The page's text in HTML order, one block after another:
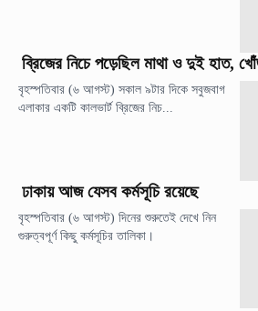
ব্রিজের নিচে পড়েছিল মাথা ও দুই হাত,
বৃহস্পতিবার (৬ আগস্ট) সকাল ৯টার দিকে সবুজবাগ
এলাকার একটি কালভার্ট ব্রিজের নিচ...
ঢাকায় আজ যেসব কর্মসূচি রয়েছে
বৃহস্পতিবার (৬ আগস্ট) দিনের শুরুতেই দেখে নিন
গুরুত্বপূর্ণ কিছু কর্মসূচির তালিকা।